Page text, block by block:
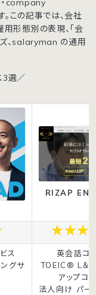
この記事では、会社
形態別の表現、「会
、salaryman の通用
3選／
RIZAP
ス
グサ
英会話コ
TOEIC® L&R
アップコ
法人向け パー